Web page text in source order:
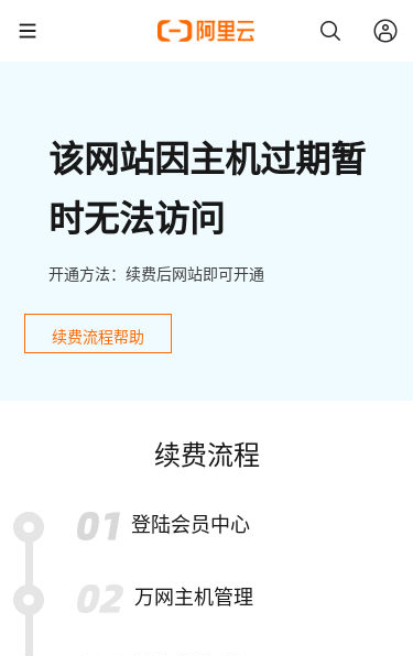
该网站因主机过期暂
时无法访问
开通方法：续费后网站即可开通
续费流程帮助
续费流程
登陆会员中心
万网主机管理